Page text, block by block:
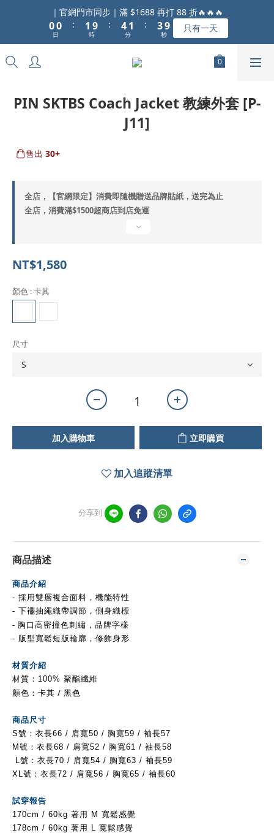
｜官網門市同步｜滿 $1688 再打 88 折🔥🔥🔥
0
1
0
日
:
2
1
0
9
8
3
時
:
5
4
3
2
1
0
分
:
4
3
2
9
8
7
3
2
秒
只有一天
PIN SKTBS Coach Jacket 教練外套 [P-
J11]
售出 30+
全店，【官網限定】消費即隨機贈送品牌貼紙，送完為止
全店，消費滿$1500超商店到店免運
NT$1,580
顏色 : 卡其
尺寸
加入購物車 立即購買
加入追蹤清單
分享到
商品描述
商品介紹
- 採用雙層複合面料，機能特性
- 下襬抽繩織帶調節，側身織標
- 胸口高密撞色刺繡，品牌字樣
- 版型寬鬆短版輪廓，修飾身形
材質介紹
材質：100% 聚酯纖維
顏色：卡其 / 黑色
商品尺寸
S號：衣長66 / 肩寬50 / 胸寬59 / 袖長57
M號：衣長68 / 肩寬52 / 胸寬61 / 袖長58
L號：衣長70 / 肩寬54 / 胸寬63 / 袖長59
XL號：衣長72 / 肩寬56 / 胸寬65 / 袖長60
試穿報告
170cm / 60kg 著用 M 寬鬆感覺
178cm / 60kg 著用 L 寬鬆感覺